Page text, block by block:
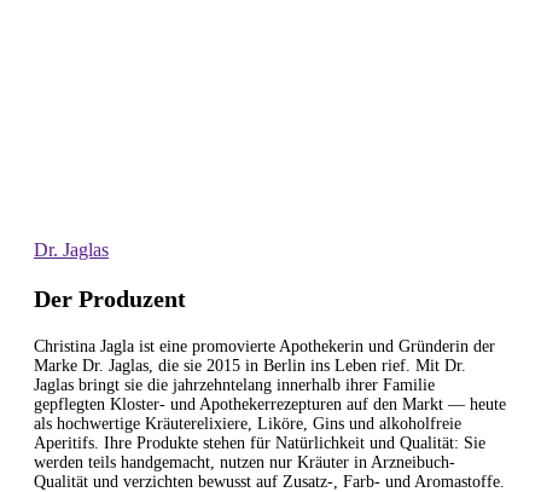
Dr. Jaglas
Der Produzent
Christina Jagla ist eine promovierte Apothekerin und Gründerin der
Marke Dr. Jaglas, die sie 2015 in Berlin ins Leben rief. Mit Dr.
Jaglas bringt sie die jahrzehntelang innerhalb ihrer Familie
gepflegten Kloster- und Apothekerrezepturen auf den Markt — heute
als hochwertige Kräuterelixiere, Liköre, Gins und alkoholfreie
Aperitifs. Ihre Produkte stehen für Natürlichkeit und Qualität: Sie
werden teils handgemacht, nutzen nur Kräuter in Arzneibuch-
Qualität und verzichten bewusst auf Zusatz-, Farb- und Aromastoffe.